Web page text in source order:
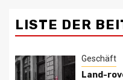
LISTE DER
Geschäft
Land-